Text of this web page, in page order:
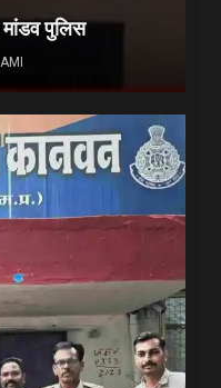
पुलिस